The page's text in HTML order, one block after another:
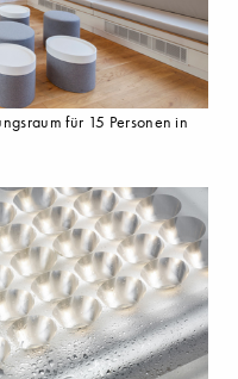
für 15 Personen in